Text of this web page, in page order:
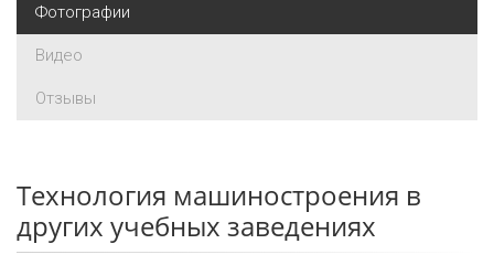
Фотографии
Видео
Отзывы
Технология машиностроения в
других учебных заведениях